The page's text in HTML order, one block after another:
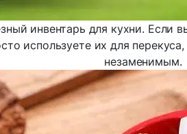
инвентарь для кухни. Если
используете их для
незаменимым.